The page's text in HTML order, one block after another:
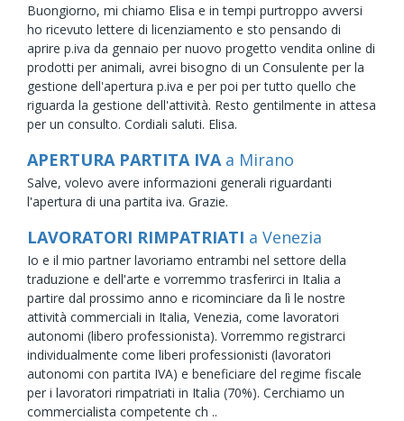
Buongiorno, mi chiamo Elisa e in tempi purtroppo avversi
ho ricevuto lettere di licenziamento e sto pensando di
aprire p.iva da gennaio per nuovo progetto vendita online di
prodotti per animali, avrei bisogno di un Consulente per la
gestione dell'apertura p.iva e per poi per tutto quello che
riguarda la gestione dell'attività. Resto gentilmente in attesa
per un consulto. Cordiali saluti. Elisa.
APERTURA PARTITA IVA a Mirano
Salve, volevo avere informazioni generali riguardanti
l'apertura di una partita iva. Grazie.
LAVORATORI RIMPATRIATI a Venezia
Io e il mio partner lavoriamo entrambi nel settore della
traduzione e dell'arte e vorremmo trasferirci in Italia a
partire dal prossimo anno e ricominciare da lì le nostre
attività commerciali in Italia, Venezia, come lavoratori
autonomi (libero professionista). Vorremmo registrarci
individualmente come liberi professionisti (lavoratori
autonomi con partita IVA) e beneficiare del regime fiscale
per i lavoratori rimpatriati in Italia (70%). Cerchiamo un
commercialista competente ch ..